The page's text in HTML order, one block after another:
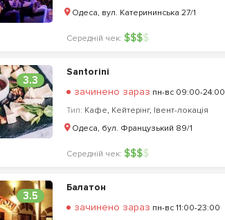
Одеса, вул. Катерининська 27/1
Середній чек: $$$$
3.3
Santorini
зачинено зараз пн-вс 09:00-24:00
Тип: Кафе, Кейтерінг, Івент-локація
Одеса, бул. Французький 89/1
Середній чек: $$$$
3.5
Балатон
зачинено зараз пн-вс 11:00-23:00